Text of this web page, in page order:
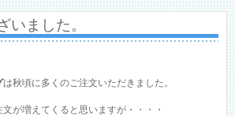
いました。
は秋頃に多くのご注文いただきました。
が増えてくると思いますが・・・・